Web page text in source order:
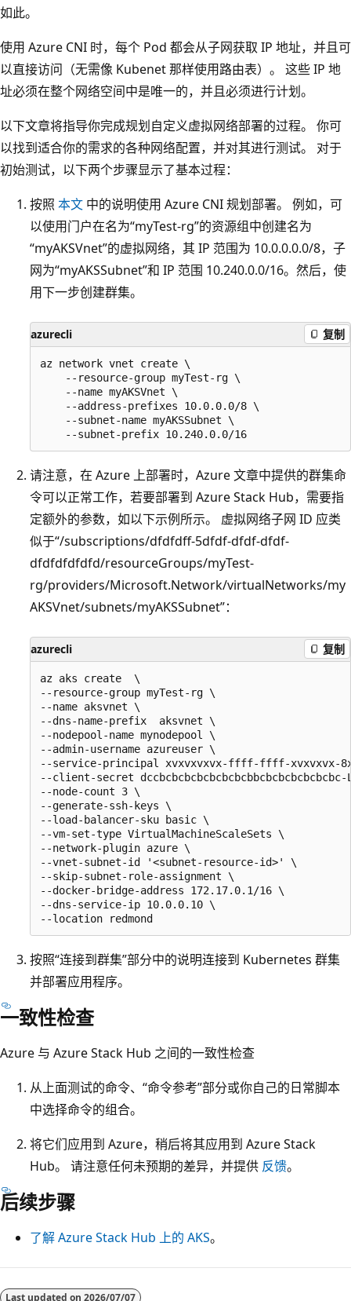
如此。
使用 Azure CNI 时，每个 Pod 都会从子网获取 IP 地址，并且可
以直接访问（无需像 Kubenet 那样使用路由表）。 这些 IP 地
址必须在整个网络空间中是唯一的，并且必须进行计划。
以下文章将指导你完成规划自定义虚拟网络部署的过程。 你可
以找到适合你的需求的各种网络配置，并对其进行测试。 对于
初始测试，以下两个步骤显示了基本过程：
按照 本文 中的说明使用 Azure CNI 规划部署。 例如，可
以使用门户在名为“myTest-rg”的资源组中创建名为
“myAKSVnet”的虚拟网络，其 IP 范围为 10.0.0.0.0/8，子
网为“myAKSSubnet”和 IP 范围 10.240.0.0/16。然后，使
用下一步创建群集。
azurecli 复制
az network vnet create \
    --resource-group myTest-rg \
    --name myAKSVnet \
    --address-prefixes 10.0.0.0/8 \
    --subnet-name myAKSSubnet \
请注意，在 Azure 上部署时，Azure 文章中提供的群集命
令可以正常工作，若要部署到 Azure Stack Hub，需要指
定额外的参数，如以下示例所示。 虚拟网络子网 ID 应类
似于“/subscriptions/dfdfdff-5dfdf-dfdf-dfdf-
dfdfdfdfdfd/resourceGroups/myTest-
rg/providers/Microsoft.Network/virtualNetworks/my
AKSVnet/subnets/myAKSSubnet”：
azurecli 复制
az aks create  \
--resource-group myTest-rg \
--name aksvnet \
--dns-name-prefix  aksvnet \
--nodepool-name mynodepool \
--admin-username azureuser \
--service-principal xvxvxvxvx-ffff-ffff-xvxvxvx-
--client-secret dccbcbcbcbcbcbcbcbbcbcbcbcbcbcbc-
--node-count 3 \
--generate-ssh-keys \
--load-balancer-sku basic \
--vm-set-type VirtualMachineScaleSets \
--network-plugin azure \
--vnet-subnet-id '<subnet-resource-id>' \
--skip-subnet-role-assignment \
--docker-bridge-address 172.17.0.1/16 \
--dns-service-ip 10.0.0.10 \
按照“连接到群集”部分中的说明连接到 Kubernetes 群集
并部署应用程序。
一致性检查
Azure 与 Azure Stack Hub 之间的一致性检查
从上面测试的命令、“命令参考”部分或你自己的日常脚本
中选择命令的组合。
将它们应用到 Azure，稍后将其应用到 Azure Stack
Hub。 请注意任何未预期的差异，并提供 反馈。
后续步骤
了解 Azure Stack Hub 上的 AKS。
Last updated on 2026/07/07